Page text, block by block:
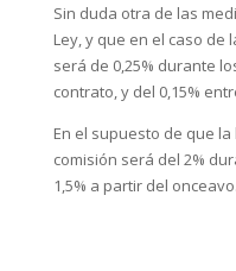
Sin duda otra de las
Ley, y que en el caso de
será de 0,25% durante
contrato, y del 0,15%
En el supuesto de que
comisión será del 2%
1,5% a partir del onceavo.